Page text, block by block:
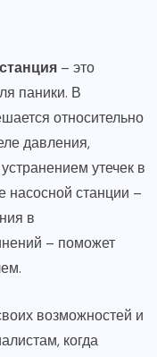
– это
паники. В
относительно
давления,
утечек в
насосной станции –
в
– поможет
возможностей и
когда